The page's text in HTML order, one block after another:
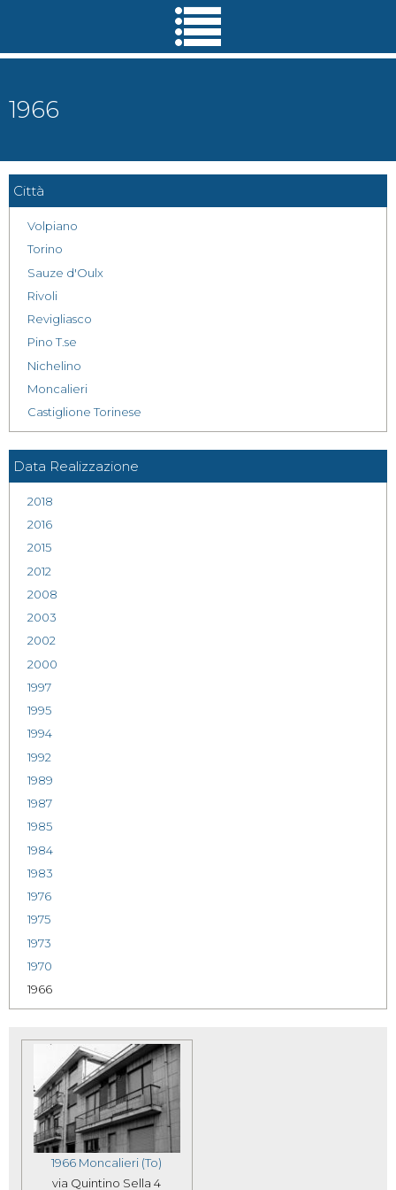
Salta al
contenuto
principale
1966
Città
Volpiano
Torino
Sauze d'Oulx
Rivoli
Revigliasco
Pino T.se
Nichelino
Moncalieri
Castiglione Torinese
Data Realizzazione
2018
2016
2015
2012
2008
2003
2002
2000
1997
1995
1994
1992
1989
1987
1985
1984
1983
1976
1975
1973
1970
1966
1966 Moncalieri (To)
via Quintino Sella 4